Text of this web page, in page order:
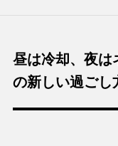
昼は冷却、夜は
の新しい過ごし